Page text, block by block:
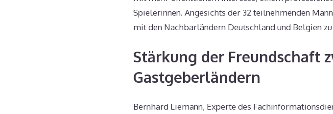
Spielerinnen. Angesichts der 32 teilnehmenden
mit den Nachbarländern Deutschland und Belgien
Stärkung der Freundschaft
Gastgeberländern
Bernhard Liemann, Experte des